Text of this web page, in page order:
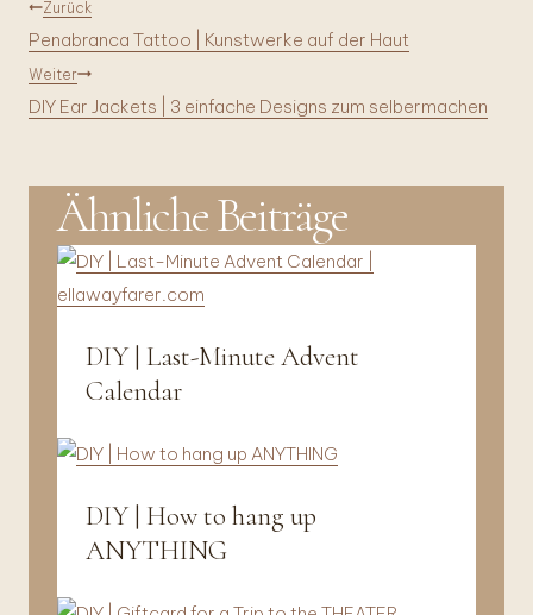
Beitragsnavigation
Zurück
Penabranca Tattoo | Kunstwerke auf der Haut
Weiter
DIY Ear Jackets | 3 einfache Designs zum selbermachen
Ähnliche Beiträge
DIY
Interior
Presents
&
DIY | Last-Minute Advent
Calendar
DIY
Interior
Presents
DIY | How to hang up
ANYTHING